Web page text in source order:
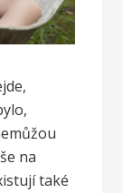
na
také